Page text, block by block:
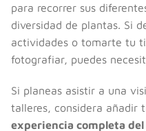
para recorrer sus
diversidad de plantas. Si
actividades o tomarte tu
fotografiar, puedes
Si planeas asistir a una
talleres, considera añadir
experiencia completa